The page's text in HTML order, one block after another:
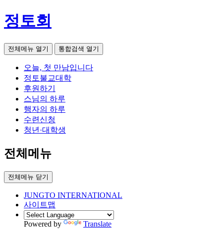
정토회
전체메뉴 열기 통합검색 열기
오늘, 첫 만남입니다
정토불교대학
후원하기
스님의 하루
행자의 하루
수련신청
청년·대학생
전체메뉴
전체메뉴 닫기
JUNGTO INTERNATIONAL
사이트맵
Powered by Translate